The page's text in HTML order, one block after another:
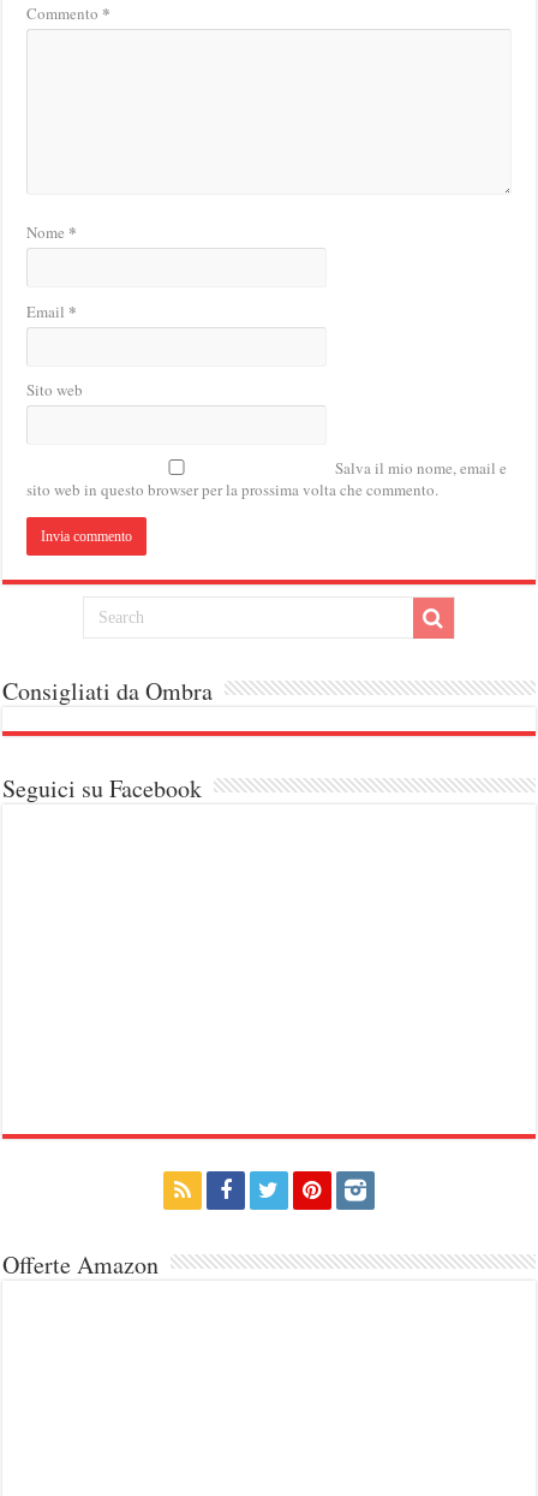
Commento *
Nome *
Email *
Sito web
Salva il mio nome, email e
sito web in questo browser per la prossima volta che commento.
Consigliati da Ombra
Seguici su Facebook
Offerte Amazon